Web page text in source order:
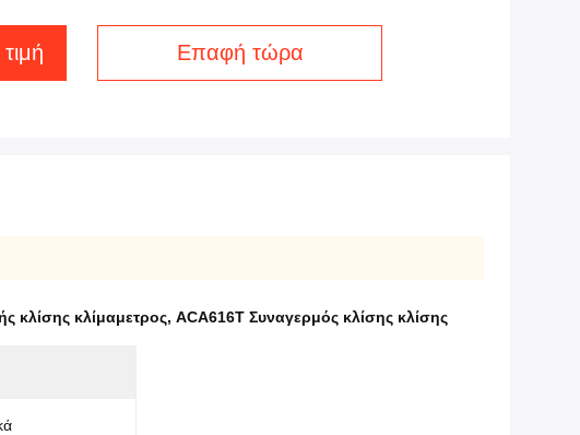
Επαφή τώρα
κλίσης κλίμαμετρος, ACA616T Συναγερμός κλίσης κλίσης